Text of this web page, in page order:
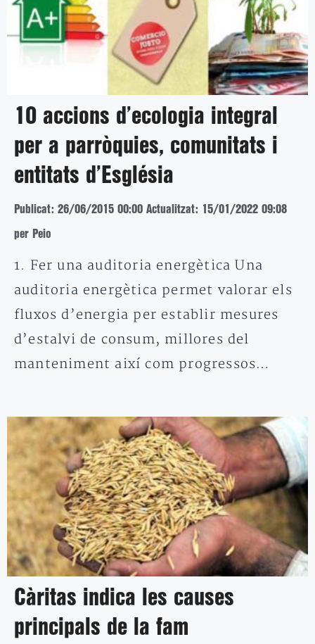
10 accions d’ecologia integral
per a parròquies, comunitats i
entitats d’Església
Publicat: 26/06/2015 00:00 Actualitzat: 15/01/2022 09:08
per Peio
1. Fer una auditoria energètica Una
auditoria energètica permet valorar els
fluxos d’energia per establir mesures
d’estalvi de consum, millores del
manteniment així com progressos…
Càritas indica les causes
principals de la fam